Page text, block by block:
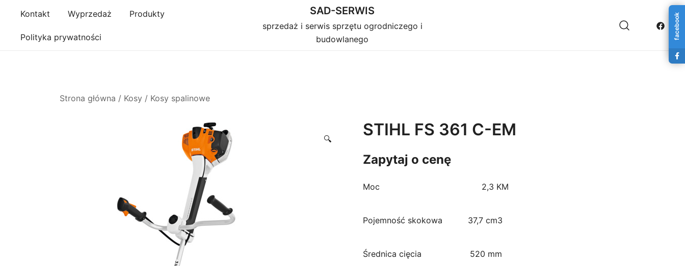
Kontakt Wyprzedaż Produkty
Polityka prywatności
SAD-SERWIS
sprzedaż i serwis sprzętu ogrodniczego i
budowlanego
Strona główna / Kosy / Kosy spalinowe
🔍 STIHL FS 361 C-EM
Zapytaj o cenę
Moc 2,3 KM
Pojemność skokowa 37,7 cm3
Średnica cięcia 520 mm
facebook